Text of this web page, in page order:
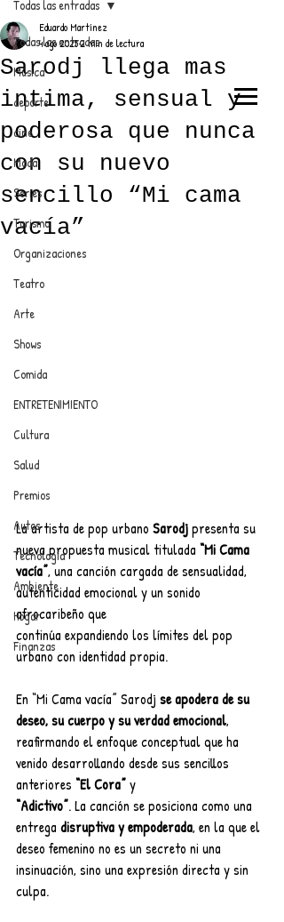
ANUNCIATE CON NOSOTROS
PARA MÁS INFORMACIÓN:
dinamicaseltrendytop@gmail.com
EL TRENDY TOP
CON EDDY MARTINEZ
Todas las entradas
Música
deporte
cine
Moda
Series
Turismo
Organizaciones
Teatro
Arte
Shows
Comida
ENTRETENIMIENTO
Cultura
Salud
Premios
Autos
Tecnología
Ambiente
Hogar
Finanzas
Todas las entradas
Sarodj llega mas
intima, sensual y
poderosa que nunca
con su nuevo
sencillo “Mi cama
vacía”
Eduardo Martínez
4 ago 20252 min de lectura
La artista de pop urbano Sarodj presenta su
nueva propuesta musical titulada “Mi Cama
vacía”, una canción cargada de sensualidad,
autenticidad emocional y un sonido
afrocaribeño que
continúa expandiendo los límites del pop
urbano con identidad propia.
En “Mi Cama vacía” Sarodj se apodera de su
deseo, su cuerpo y su verdad emocional,
reafirmando el enfoque conceptual que ha
venido desarrollando desde sus sencillos
anteriores “El Cora” y
“Adictivo”. La canción se posiciona como una
entrega disruptiva y empoderada, en la que el
deseo femenino no es un secreto ni una
insinuación, sino una expresión directa y sin
culpa.